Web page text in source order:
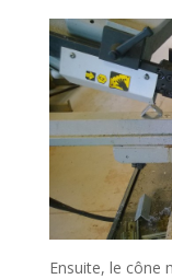
Ensuite, le cône